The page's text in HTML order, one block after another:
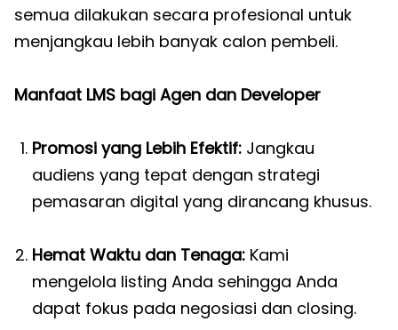
semua dilakukan secara profesional untuk
menjangkau lebih banyak calon pembeli.
Manfaat LMS bagi Agen dan Developer
Promosi yang Lebih Efektif: Jangkau
audiens yang tepat dengan strategi
pemasaran digital yang dirancang khusus.
Hemat Waktu dan Tenaga: Kami
mengelola listing Anda sehingga Anda
dapat fokus pada negosiasi dan closing.